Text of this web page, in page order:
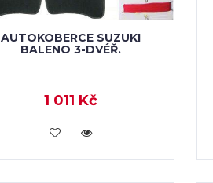
AUTOKOBERCE SUZUKI
BALENO 3-DVÉŘ.
1 011 Kč
KOUPIT